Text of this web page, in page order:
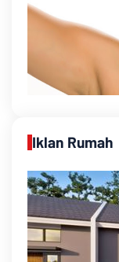
Iklan Rumah